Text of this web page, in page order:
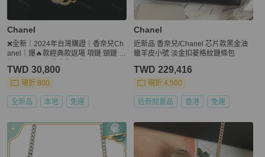
Chanel
❌全新｜2024年台灣購證｜香奈兒Ch
anel｜爆🔥款經典款返場 項鏈 頸鏈 項
TWD 30,800
現折 800
全新品 本地 免運
Chanel
近新品 香奈兒/Chanel 芯片款黑金油
蠟羊皮小號 淡金扣菱格紋鏈條包
TWD 229,416
現折 4,500
近新閒置品 香港 免運